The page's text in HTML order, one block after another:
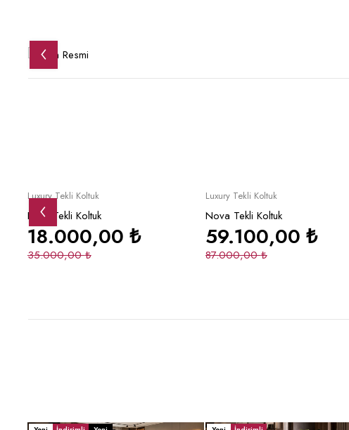
Sepete Ekle
Luxury Tekli Koltuk
Paris Tekli Koltuk
35.000,00₺
18.000,00 ₺
Sepete Ekle
Luxury Tekli Koltuk
Nova Tekli Koltuk
87.000,00₺
59.100,00 ₺